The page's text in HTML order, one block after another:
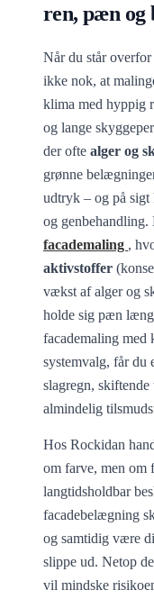
ren, pæn og
Når du står
ikke nok, at
klima med hyppig
og lange
der ofte alger og
grønne
udtryk – og på sigt
og
facademaling ,
aktivstoffer
vækst af alger og
holde sig pæn
facademaling med
systemvalg, får du
slagregn,
almindelig
Hos Rockidan
om farve, men
langtidsholdbar
facadebelægning
og samtidig være
slippe ud. Netop
vil mindske